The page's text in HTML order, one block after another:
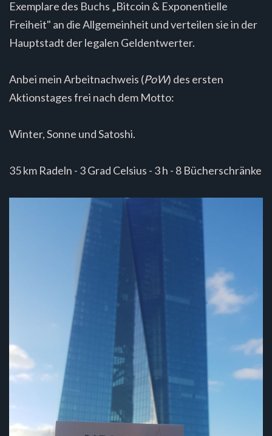
Exemplare des Buchs „Bitcoin & Exponentielle
Freiheit" an die Allgemeinheit und verteilen sie in der
Hauptstadt der legalen Geldentwerter.
Anbei mein Arbeitnachweis (PoW) des ersten
Aktionstages frei nach dem Motto:
Winter, Sonne und Satoshi.
35 km Radeln - 3 Grad Celsius - 3 h - 8 Bücherschränke